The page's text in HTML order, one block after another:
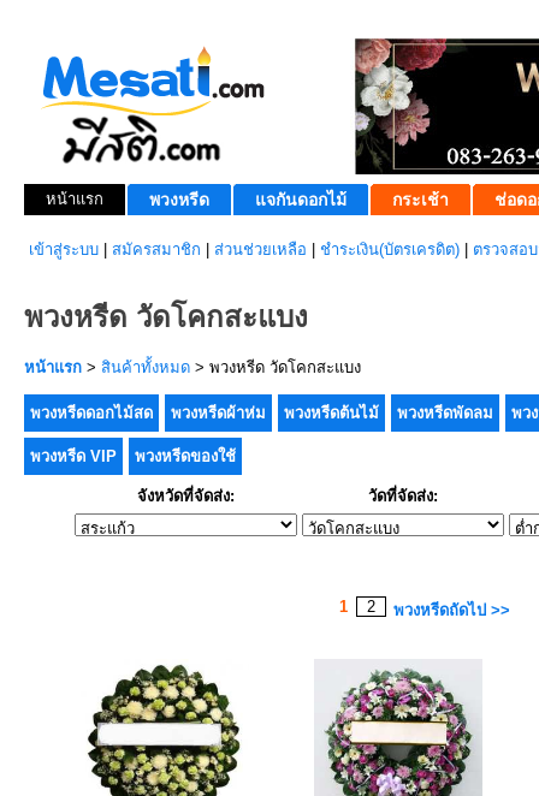
หน้าแรก พวงหรีด แจกันดอกไม้ กระเช้า ช่อดอ
เข้าสู่ระบบ สมัครสมาชิก ส่วนช่วยเหลือ ชำระเงิน(บัตรเครดิต) ตรวจสอ
พวงหรีด วัดโคกสะแบง
หน้าแรก > สินค้าทั้งหมด > พวงหรีด วัดโคกสะแบง
พวงหรีดดอกไม้สด พวงหรีดผ้าห่ม พวงหรีดต้นไม้ พวงหรีดพัดลม พว
พวงหรีด VIP พวงหรีดของใช้
จังหวัดที่จัดส่ง: วัดที่จัดส่ง:
1 2 พวงหรีดถัดไป >>